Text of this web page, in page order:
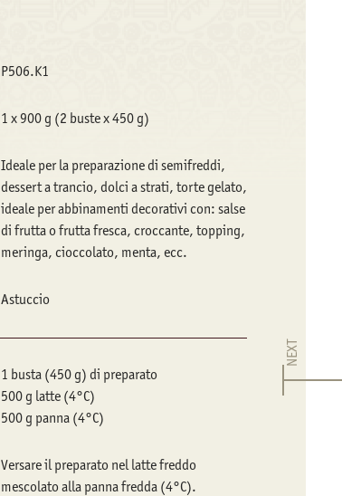
P506.K1
1 x 900 g (2 buste x 450 g)
Ideale per la preparazione di semifreddi,
dessert a trancio, dolci a strati, torte gelato,
ideale per abbinamenti decorativi con: salse
di frutta o frutta fresca, croccante, topping,
meringa, cioccolato, menta, ecc.
Astuccio
1 busta (450 g) di preparato
500 g latte (4°C)
500 g panna (4°C)
Versare il preparato nel latte freddo
mescolato alla panna fredda (4°C).
NEXT